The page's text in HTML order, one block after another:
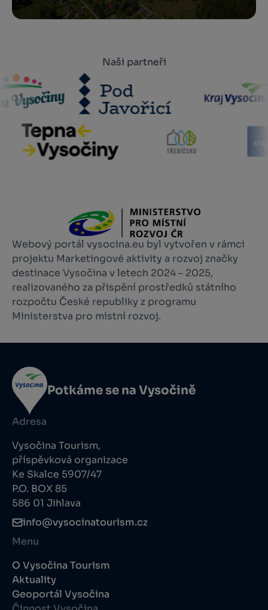
Naši partneři
Webový portál vysocina.eu byl vytvořen v rámci
projektu Marketingové aktivity a rozvoj značky
destinace Vysočina v letech 2024 – 2025,
realizovaného za přispění prostředků státního
rozpočtu České republiky z programu
Ministerstva pro místní rozvoj.
Potkáme se na Vysočině
Adresa
Vysočina Tourism,
příspěvková organizace
Ke Skalce 5907/47
P.O. BOX 85
586 01 Jihlava
info@vysocinatourism.cz
Menu
O Vysočina Tourism
Aktuality
Geoportál Vysočina